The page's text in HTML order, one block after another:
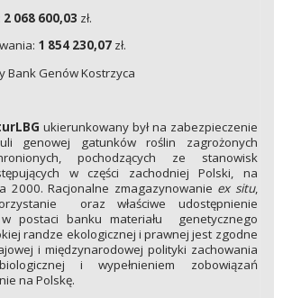
2 068 600,03 zł.
1 854 230,07 zł.
Bank Genów Kostrzyca
ukierunkowany był na zabezpieczenie
genowej gatunków roślin zagrożonych
pochodzących ze stanowisk
w części zachodniej Polski, na
2000. Racjonalne zmagazynowanie ex situ,
oraz właściwe udostępnienie
w postaci banku materiału genetycznego
randze ekologicznej i prawnej jest zgodne
i międzynarodowej polityki zachowania
i wypełnieniem zobowiązań
na Polskę.